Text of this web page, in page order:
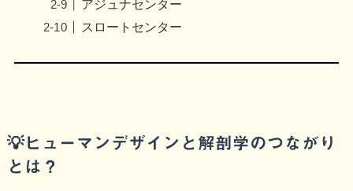
アジュナセンター
スロートセンター
💡ヒューマンデザインと解剖学のつながり
とは？